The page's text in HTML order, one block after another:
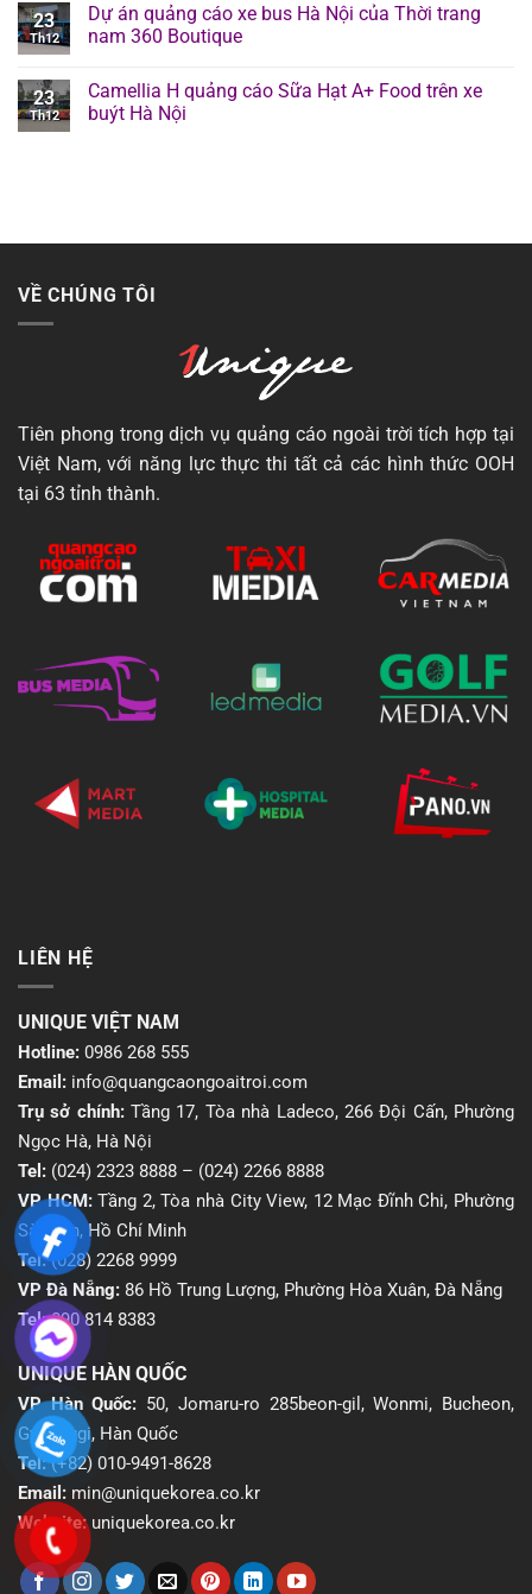
23
Th12
Dự án quảng cáo xe bus Hà Nội của Thời trang
nam 360 Boutique
23
Th12
Camellia H quảng cáo Sữa Hạt A+ Food trên xe
buýt Hà Nội
VỀ CHÚNG TÔI
Tiên phong trong dịch vụ quảng cáo ngoài trời tích hợp tại
Việt Nam, với năng lực thực thi tất cả các hình thức OOH
tại 63 tỉnh thành.
LIÊN HỆ
UNIQUE VIỆT NAM
Hotline: 0986 268 555
Email: info@quangcaongoaitroi.com
Trụ sở chính:Tầng 17, Tòa nhà Ladeco, 266 Đội Cấn, Phường
Ngọc Hà, Hà Nội
Tel: (024) 2323 8888 – (024) 2266 8888
VP HCM:Tầng 2, Tòa nhà City View, 12 Mạc Đĩnh Chi, Phường
Sài Gòn, Hồ Chí Minh
Tel:(028) 2268 9999
VP Đà Nẵng: 86 Hồ Trung Lượng, Phường Hòa Xuân, Đà Nẵng
Tel: 090 814 8383
UNIQUE HÀN QUỐC
VP Hàn Quốc: 50, Jomaru-ro 285beon-gil, Wonmi, Bucheon,
Gyeonggi, Hàn Quốc
Tel:(+82) 010-9491-8628
Email: min@uniquekorea.co.kr
Website: uniquekorea.co.kr